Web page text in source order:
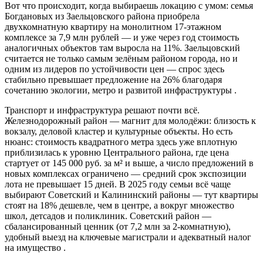
Вот что происходит, когда выбираешь локацию с умом: семья
Богдановых из Заельцовского района приобрела
двухкомнатную квартиру на монолитном 17-этажном
комплексе за 7,9 млн рублей — и уже через год стоимость
аналогичных объектов там выросла на 11%. Заельцовский
считается не только самым зелёным районом города, но и
одним из лидеров по устойчивости цен — спрос здесь
стабильно превышает предложение на 26% благодаря
сочетанию экологии, метро и развитой инфраструктуры .
Транспорт и инфраструктура решают почти всё.
Железнодорожный район — магнит для молодёжи: близость к
вокзалу, деловой кластер и культурные объекты. Но есть
нюанс: стоимость квадратного метра здесь уже вплотную
приблизилась к уровню Центрального района, где цена
стартует от 145 000 руб. за м² и выше, а число предложений в
новых комплексах ограничено — средний срок экспозиции
лота не превышает 15 дней. В 2025 году семьи всё чаще
выбирают Советский и Калининский районы — тут квартиры
стоят на 18% дешевле, чем в центре, а вокруг множество
школ, детсадов и поликлиник. Советский район —
сбалансированный ценник (от 7,2 млн за 2-комнатную),
удобный выезд на ключевые магистрали и адекватный налог
на имущество .